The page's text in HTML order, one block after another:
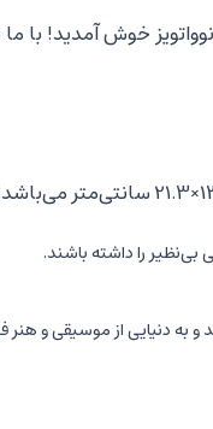
خوش آمدید! با
را داشته باشند.
دنیایی از موسیقی و هنر
تمامی